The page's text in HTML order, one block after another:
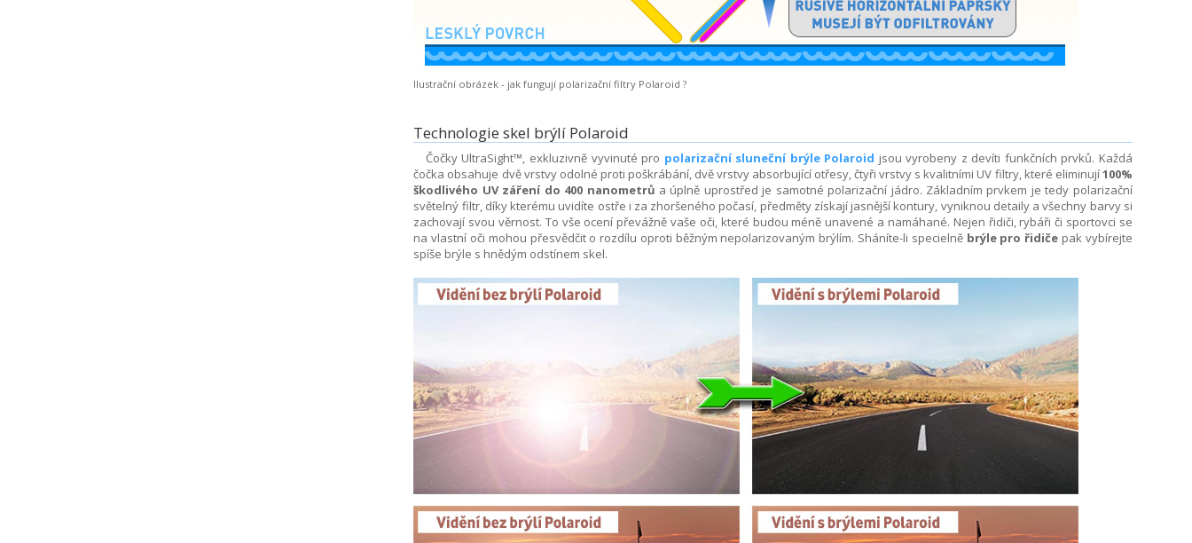
Ilustrační obrázek - jak fungují polarizační filtry Polaroid ?
Technologie skel brýlí Polaroid
Čočky UltraSight™, exkluzivně vyvinuté pro polarizační sluneční brýle Polaroid jsou vyrobeny z devíti funkčních prvků. Každá
čočka obsahuje dvě vrstvy odolné proti poškrábání, dvě vrstvy absorbující otřesy, čtyři vrstvy s kvalitními UV filtry, které eliminují100%
škodlivého UV záření do 400 nanometrů a úplně uprostřed je samotné polarizační jádro. Základním prvkem je tedy polarizační
světelný filtr, díky kterému uvidíte ostře i za zhoršeného počasí, předměty získají jasnější kontury, vyniknou detaily a všechny barvy si
zachovají svou věrnost. To vše ocení převážně vaše oči, které budou méně unavené a namáhané. Nejen řidiči, rybáři či sportovci se
na vlastní oči mohou přesvědčit o rozdílu oproti běžným nepolarizovaným brýlím. Sháníte-li specielně brýle pro řidiče pak vybírejte
spíše brýle s hnědým odstínem skel.